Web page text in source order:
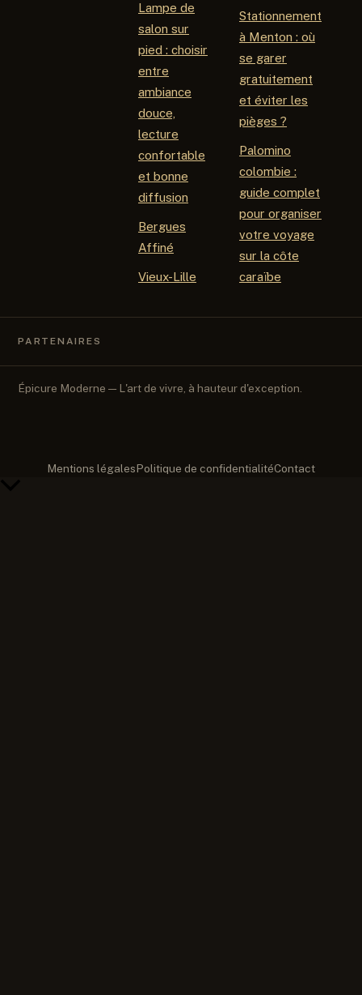
Lampe de
salon sur
pied : choisir
entre
ambiance
douce,
lecture
confortable
et bonne
diffusion
Bergues
Affiné
Vieux-Lille
Stationnement
à Menton : où
se garer
gratuitement
et éviter les
pièges ?
Palomino
colombie :
guide complet
pour organiser
votre voyage
sur la côte
caraïbe
PARTENAIRES
Épicure Moderne — L'art de vivre, à hauteur d'exception.
Mentions légalesPolitique de confidentialitéContact